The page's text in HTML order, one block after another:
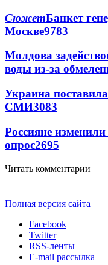
СюжетБанкет
Москве9783
Молдова
воды из-за
Украина
СМИ3083
Россияне
опрос2695
Читать комментарии
Полная версия сайта
Facebook
Twitter
RSS-ленты
E-mail рассылка